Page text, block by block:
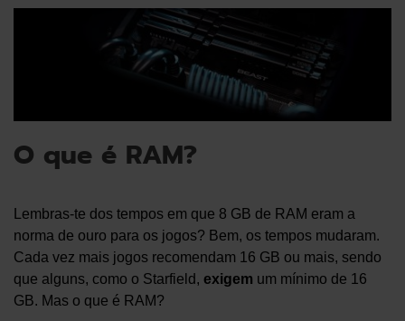
O que é RAM?
Lembras-te dos tempos em que 8 GB de RAM eram a
norma de ouro para os jogos? Bem, os tempos mudaram.
Cada vez mais jogos recomendam 16 GB ou mais, sendo
que alguns, como o Starfield, exigem um mínimo de 16
GB. Mas o que é RAM?